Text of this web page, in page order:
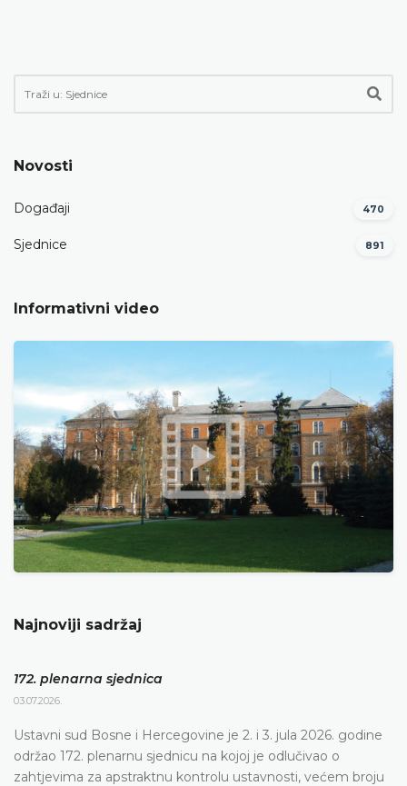
Novosti
Događaji 470
Sjednice 891
Informativni video
Najnoviji sadržaj
172. plenarna sjednica
03.07.2026.
Ustavni sud Bosne i Hercegovine je 2. i 3. jula 2026. godine
održao 172. plenarnu sjednicu na kojoj je odlučivao o
zahtjevima za apstraktnu kontrolu ustavnosti, većem broju